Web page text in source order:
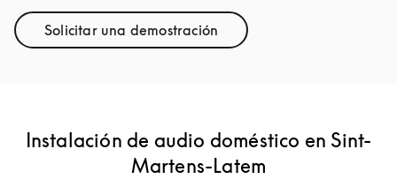
Solicitar una demostración
Link Opens in New Tab
Instalación de audio doméstico en Sint-
Martens-Latem